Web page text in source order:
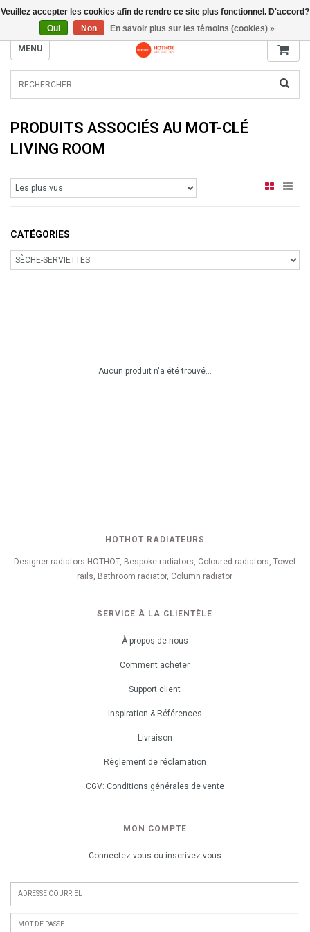
INFO@RADIATORS.SHOP
MENU
PRODUITS ASSOCIÉS AU MOT-CLÉ
LIVING ROOM
CATÉGORIES
Aucun produit n'a été trouvé...
HOTHOT RADIATEURS
Designer radiators HOTHOT, Bespoke radiators, Coloured radiators, Towel
rails, Bathroom radiator, Column radiator
SERVICE À LA CLIENTÈLE
À propos de nous
Comment acheter
Support client
Inspiration & Références
Livraison
Règlement de réclamation
CGV: Conditions générales de vente
MON COMPTE
Connectez-vous ou inscrivez-vous
Veuillez accepter les cookies afin de rendre ce site plus fonctionnel. D'accord?
Oui
Non En savoir plus sur les témoins (cookies) »